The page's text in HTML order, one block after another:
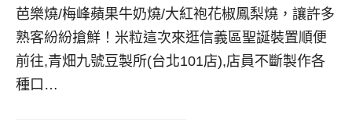
芭樂燒/梅峰蘋果牛奶燒/大紅袍花椒鳳梨燒，讓許多
熟客紛紛搶鮮！米粒這次來逛信義區聖誕裝置順便
前往,青畑九號豆製所(台北101店),店員不斷製作各
種口…